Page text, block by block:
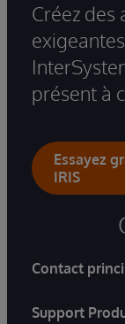
Créez des
présent à
Essayez
IRIS
Contact
Support